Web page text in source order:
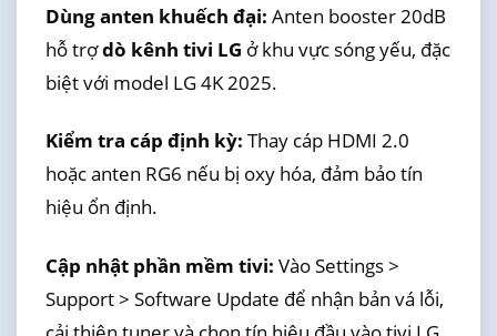
Dùng anten khuếch đại: Anten booster 20dB
hỗ trợdò kênh tivi LG ở khu vực sóng yếu, đặc
biệt với model LG 4K 2025.
Kiểm tra cáp định kỳ: Thay cáp HDMI 2.0
hoặc anten RG6 nếu bị oxy hóa, đảm bảo tín
hiệu ổn định.
Cập nhật phần mềm tivi: Vào Settings >
Support > Software Update để nhận bản vá lỗi,